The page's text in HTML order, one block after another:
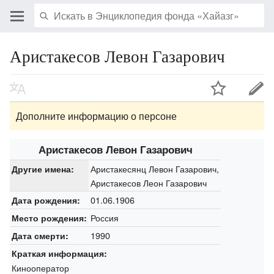
Аристакесов Левон Газарович
Дополните информацию о персоне
Аристакесов Левон Газарович
Другие имена:
Аристакесянц Левон Газарович,
Аристакесов Леон Газарович
Дата рождения: 01.06.1906
Место рождения: Россия
Дата смерти: 1990
Краткая информация:
Кинооператор